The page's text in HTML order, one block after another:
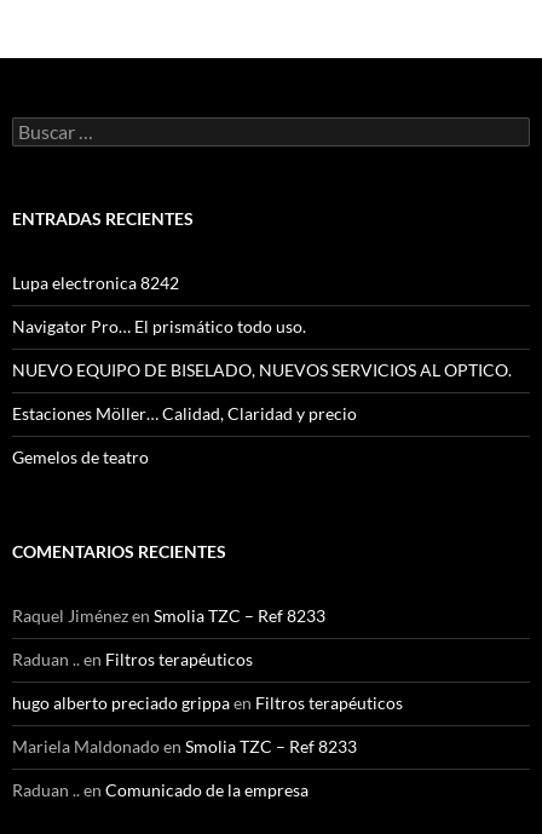
Buscar:
ENTRADAS RECIENTES
Lupa electronica 8242
Navigator Pro… El prismático todo uso.
NUEVO EQUIPO DE BISELADO, NUEVOS SERVICIOS AL OPTICO.
Estaciones Möller… Calidad, Claridad y precio
Gemelos de teatro
COMENTARIOS RECIENTES
Raquel Jiménezen Smolia TZC – Ref 8233
Raduan ..en Filtros terapéuticos
hugo alberto preciado grippaen Filtros terapéuticos
Mariela Maldonadoen Smolia TZC – Ref 8233
Raduan ..en Comunicado de la empresa